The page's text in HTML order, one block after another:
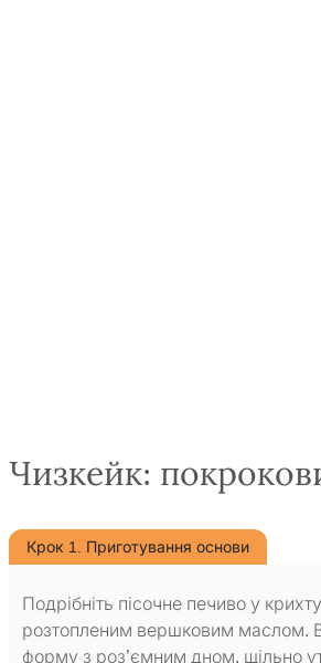
Чизкейк:
Крок 1. Приготування основи
Подрібніть пісочне печиво у
розтопленим вершковим маслом.
форму з роз’ємним дном, щільно